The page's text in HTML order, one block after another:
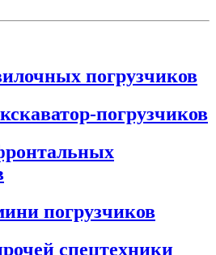
погрузчиков
погрузчиков
погрузчиков
спецтехники